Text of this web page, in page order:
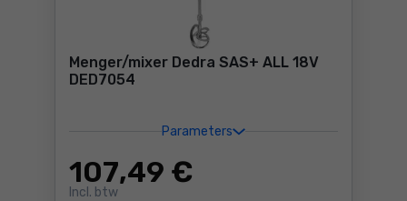
Menger/mixer Dedra SAS+ ALL 18V
DED7054
Parameters
107,49 €
Incl. btw